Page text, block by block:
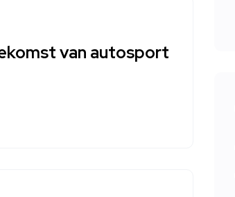
van autosport